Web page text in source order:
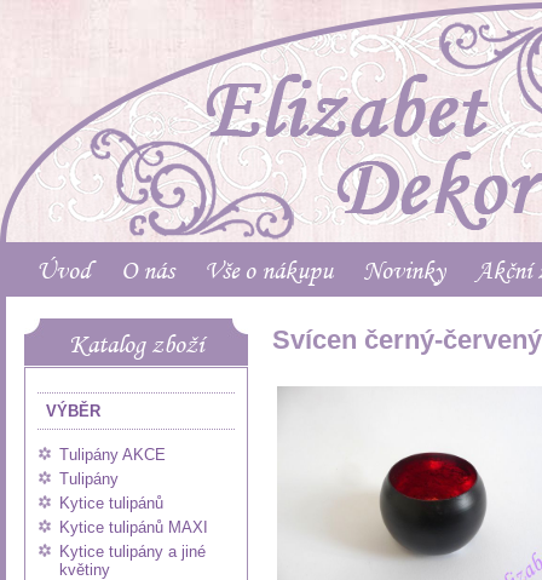
Úvod O nás Vše o nákupu Novinky Akční
Katalog zboží
VÝBĚR
Tulipány AKCE
Tulipány
Kytice tulipánů
Kytice tulipánů MAXI
Kytice tulipány a jiné
květiny
Svícen černý-červený